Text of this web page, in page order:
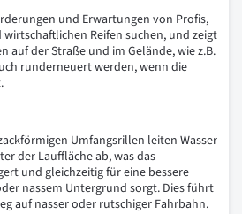
und Erwartungen von Profis,
Reifen suchen, und zeigt
auf der Straße und im Gelände, wie z.B.
runderneuert werden, wenn die
Umfangsrillen leiten Wasser
der Lauffläche ab, was das
und gleichzeitig für eine bessere
nassem Untergrund sorgt. Dies führt
auf nasser oder rutschiger Fahrbahn.